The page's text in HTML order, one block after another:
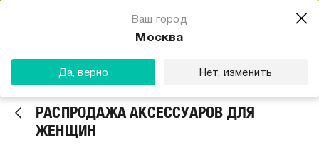
Ваш город
Москва
Да, верно Нет, изменить
РАСПРОДАЖА АКСЕССУАРОВ ДЛЯ
ЖЕНЩИН
Магазин одежды для тебя